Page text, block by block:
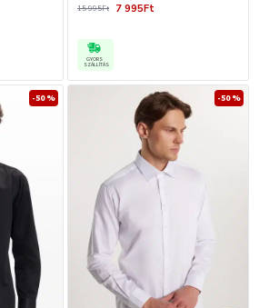
7 995Ft
15 995Ft
GYORS
SZÁLLÍTÁS
-50 % -50 %